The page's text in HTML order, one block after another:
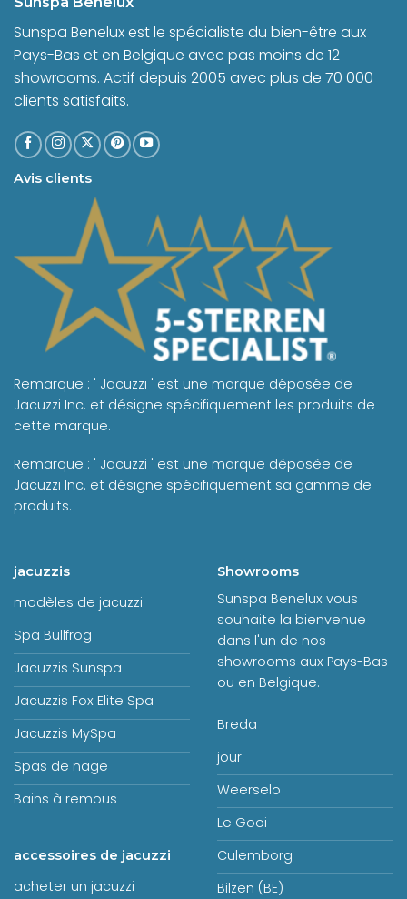
Sunspa Benelux est le spécialiste du bien-être aux
Pays-Bas et en Belgique avec pas moins de 12
showrooms. Actif depuis 2005 avec plus de 70 000
clients satisfaits.
Avis clients
Remarque : ' Jacuzzi ' est une marque déposée de
Jacuzzi Inc. et désigne spécifiquement les produits de
cette marque.
Remarque : ' Jacuzzi ' est une marque déposée de
Jacuzzi Inc. et désigne spécifiquement sa gamme de
produits.
jacuzzis
modèles de jacuzzi
Spa Bullfrog
Jacuzzis Sunspa
Jacuzzis Fox Elite Spa
Jacuzzis MySpa
Spas de nage
Bains à remous
accessoires de jacuzzi
acheter un jacuzzi
Showrooms
Sunspa Benelux vous
souhaite la bienvenue
dans l'un de nos
showrooms aux Pays-Bas
ou en Belgique.
Breda
jour
Weerselo
Le Gooi
Culemborg
Bilzen (BE)